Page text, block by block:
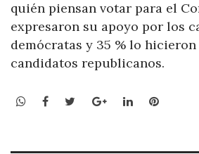
quién piensan votar para el
expresaron su apoyo por los
demócratas y 35 % lo
candidatos republicanos.
WhatsApp
Facebook
TwitterGoogle+LinkedIn